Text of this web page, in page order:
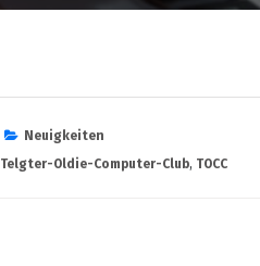
Neuigkeiten
Telgter-Oldie-Computer-Club, TOCC